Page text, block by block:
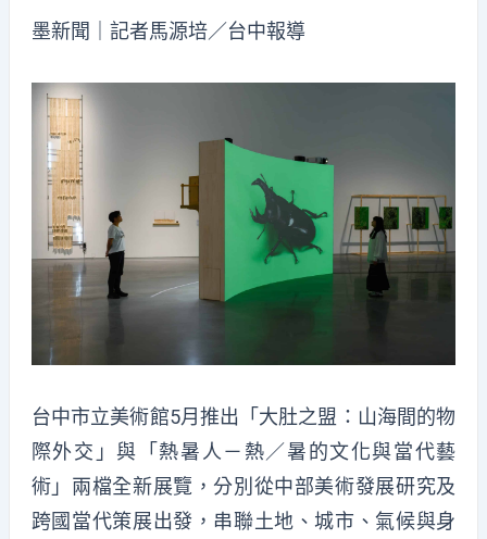
墨新聞 ｜記者馬源培／台中報導
台中市立美術館5月推出「大肚之盟：山海間的物
際外交」與「熱暑人－熱／暑的文化與當代藝
術」兩檔全新展覽，分別從中部美術發展研究及
跨國當代策展出發，串聯土地、城市、氣候與身